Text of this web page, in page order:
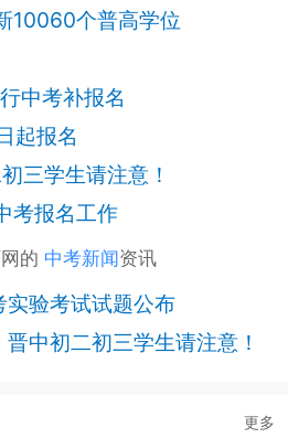
10060个普高学位
中考补报名
起报名
三学生请注意！
考报名工作
的 中考新闻资讯
实验考试试题公布
中初二初三学生请注意！
更多